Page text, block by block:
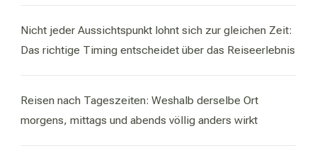
Nicht jeder Aussichtspunkt lohnt sich zur gleichen Zeit:
Das richtige Timing entscheidet über das Reiseerlebnis
Reisen nach Tageszeiten: Weshalb derselbe Ort
morgens, mittags und abends völlig anders wirkt